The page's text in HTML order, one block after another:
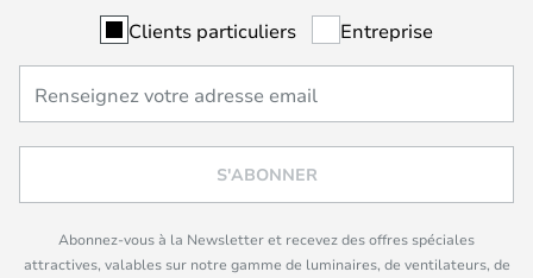
Clients particuliers Entreprise
S'ABONNER
Abonnez-vous à la Newsletter et recevez des offres spéciales
attractives, valables sur notre gamme de luminaires, de ventilateurs, de